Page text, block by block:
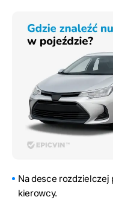
Na desce rozdzielczej
kierowcy.